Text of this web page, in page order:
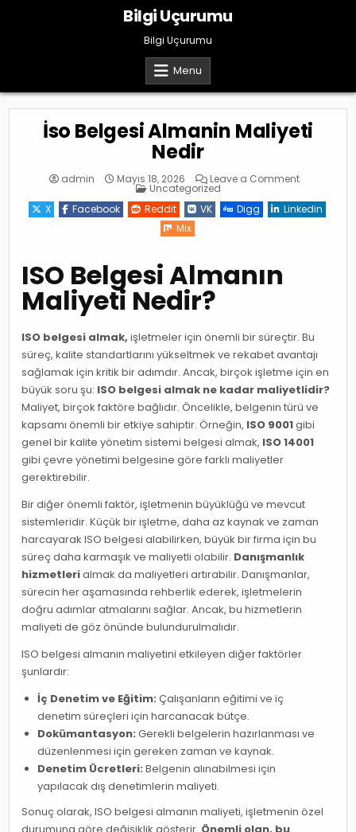
Bilgi Uçurumu
Bilgi Uçurumu
Menu
İso Belgesi Almanin Maliyeti
Nedir
admin Mayıs 18, 2026 Leave a Commenton
Almanin
Maliyeti
Posted
Uncategorized
X
Facebook Reddit VK Digg
Linkedin
Mix
ISO Belgesi Almanın
Maliyeti Nedir?
ISO belgesi almak, işletmeler için önemli bir süreçtir. Bu
süreç, kalite standartlarını yükseltmek ve rekabet avantajı
sağlamak için kritik bir adımdır. Ancak, birçok işletme için en
büyük soru şu: ISO belgesi almak ne kadar maliyetlidir?
Maliyet, birçok faktöre bağlıdır. Öncelikle, belgenin türü ve
kapsamı önemli bir etkiye sahiptir. Örneğin, ISO 9001gibi
genel bir kalite yönetim sistemi belgesi almak, ISO 14001
gibi çevre yönetimi belgesine göre farklı maliyetler
gerektirebilir.
Bir diğer önemli faktör, işletmenin büyüklüğü ve mevcut
sistemleridir. Küçük bir işletme, daha az kaynak ve zaman
harcayarak ISO belgesi alabilirken, büyük bir firma için bu
süreç daha karmaşık ve maliyetli olabilir. Danışmanlık
hizmetlerialmak da maliyetleri artırabilir. Danışmanlar,
sürecin her aşamasında rehberlik ederek, işletmelerin
doğru adımlar atmalarını sağlar. Ancak, bu hizmetlerin
maliyeti de göz önünde bulundurulmalıdır.
ISO belgesi almanın maliyetini etkileyen diğer faktörler
şunlardır:
İç Denetim ve Eğitim: Çalışanların eğitimi ve iç
denetim süreçleri için harcanacak bütçe.
Dokümantasyon: Gerekli belgelerin hazırlanması ve
düzenlenmesi için gereken zaman ve kaynak.
Denetim Ücretleri: Belgenin alınabilmesi için
yapılacak dış denetimlerin maliyeti.
Sonuç olarak, ISO belgesi almanın maliyeti, işletmenin özel